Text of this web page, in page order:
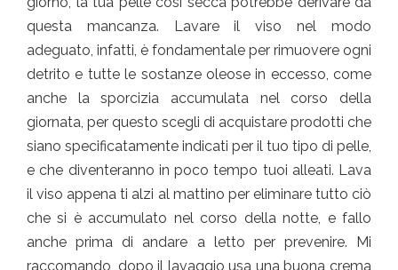
questa mancanza. Lavare il viso nel modo
adeguato, infatti, è fondamentale per rimuovere ogni
detrito e tutte le sostanze oleose in eccesso, come
anche la sporcizia accumulata nel corso della
giornata, per questo scegli di acquistare prodotti che
siano specificatamente indicati per il tuo tipo di pelle,
e che diventeranno in poco tempo tuoi alleati. Lava
il viso appena ti alzi al mattino per eliminare tutto ciò
che si è accumulato nel corso della notte, e fallo
anche prima di andare a letto per prevenire. Mi
raccomando, dopo il lavaggio usa una buona crema